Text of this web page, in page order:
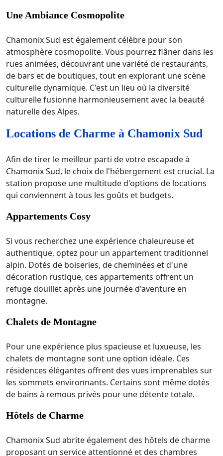
Une Ambiance Cosmopolite
Chamonix Sud est également célèbre pour son
atmosphère cosmopolite. Vous pourrez flâner dans les
rues animées, découvrant une variété de restaurants,
de bars et de boutiques, tout en explorant une scène
culturelle dynamique. C'est un lieu où la diversité
culturelle fusionne harmonieusement avec la beauté
naturelle des Alpes.
Locations de Charme à Chamonix Sud
Afin de tirer le meilleur parti de votre escapade à
Chamonix Sud, le choix de l'hébergement est crucial. La
station propose une multitude d'options de locations
qui conviennent à tous les goûts et budgets.
Appartements Cosy
Si vous recherchez une expérience chaleureuse et
authentique, optez pour un appartement traditionnel
alpin. Dotés de boiseries, de cheminées et d'une
décoration rustique, ces appartements offrent un
refuge douillet après une journée d'aventure en
montagne.
Chalets de Montagne
Pour une expérience plus spacieuse et luxueuse, les
chalets de montagne sont une option idéale. Ces
résidences élégantes offrent des vues imprenables sur
les sommets environnants. Certains sont même dotés
de bains à remous privés pour une détente totale.
Hôtels de Charme
Chamonix Sud abrite également des hôtels de charme
proposant un service attentionné et des chambres